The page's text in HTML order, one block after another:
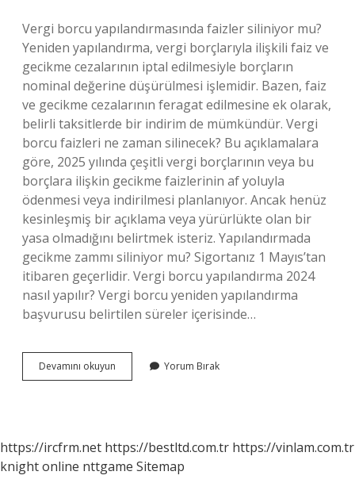
Vergi borcu yapılandırmasında faizler siliniyor mu?
Yeniden yapılandırma, vergi borçlarıyla ilişkili faiz ve
gecikme cezalarının iptal edilmesiyle borçların
nominal değerine düşürülmesi işlemidir. Bazen, faiz
ve gecikme cezalarının feragat edilmesine ek olarak,
belirli taksitlerde bir indirim de mümkündür. Vergi
borcu faizleri ne zaman silinecek? Bu açıklamalara
göre, 2025 yılında çeşitli vergi borçlarının veya bu
borçlara ilişkin gecikme faizlerinin af yoluyla
ödenmesi veya indirilmesi planlanıyor. Ancak henüz
kesinleşmiş bir açıklama veya yürürlükte olan bir
yasa olmadığını belirtmek isteriz. Yapılandırmada
gecikme zammı siliniyor mu? Sigortanız 1 Mayıs’tan
itibaren geçerlidir. Vergi borcu yapılandırma 2024
nasıl yapılır? Vergi borcu yeniden yapılandırma
başvurusu belirtilen süreler içerisinde…
Devamını okuyun
Borcu
Mu
Yorum Bırak
https://ircfrm.net https://bestltd.com.tr https://vinlam.com.tr
knight online nttgame Sitemap